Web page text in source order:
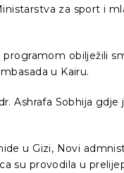
za sport i
obilježili
u Kairu.
Ashrafa Sobhija gdje
u Gizi, Novi
su provodila u